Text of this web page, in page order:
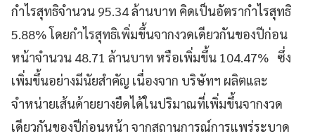
กำไรสุทธิจำนวน 95.34 ล้านบาท คิดเป็นอัตรากำไรสุทธิ
5.88% โดยกำไรสุทธิเพิ่มขึ้นจากงวดเดียวกันของปีก่อน
หน้าจำนวน 48.71 ล้านบาท หรือเพิ่มขึ้น 104.47% ซึ่ง
เพิ่มขึ้นอย่างมีนัยสำคัญ เนื่องจาก บริษัทฯ ผลิตและ
จำหน่ายเส้นด้ายยางยืดได้ในปริมาณที่เพิ่มขึ้นจากงวด
เดียวกันของปีก่อนหน้า จากสถานการณ์การแพร่ระบาด